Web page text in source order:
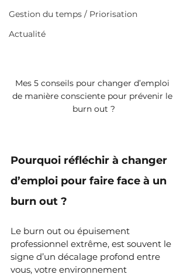
Gestion du temps / Priorisation
Actualité
Mes 5 conseils pour changer d’emploi
de manière consciente pour prévenir le
burn out ?
Pourquoi réfléchir à changer
d’emploi pour faire face à un
burn out ?
Le burn out ou épuisement
professionnel extrême, est souvent le
signe d’un décalage profond entre
vous, votre environnement